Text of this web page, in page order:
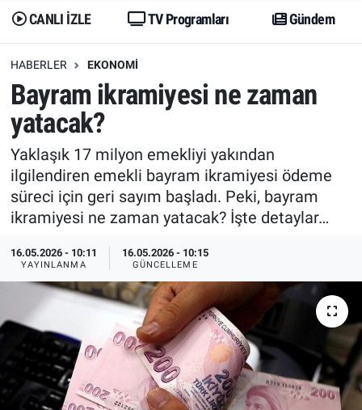
CANLI İZLE TV Programları Gündem
HABERLER EKONOMI
Bayram ikramiyesi ne zaman
yatacak?
Yaklaşık 17 milyon emekliyi yakından
ilgilendiren emekli bayram ikramiyesi ödeme
süreci için geri sayım başladı. Peki, bayram
ikramiyesi ne zaman yatacak? İşte detaylar…
16.05.2026 - 10:11
YAYINLANMA
16.05.2026 - 10:15
GÜNCELLEME
Dünya
Erişim Bilgileri
Ekonomi
Trend
Özel Haberler
Yazarlar
Trend
Erişim Bilgileri
Spor
Ekonomi
Dünya
Medya
Özel Haberler
Kadın
Erişim Bilgileri
Trafik Durumu
Erişim Bilgileri
Tüm Manşetler
Son Dakika Haberleri
Haber Arşivi